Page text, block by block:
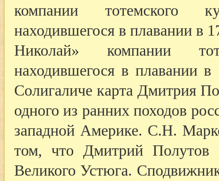
компании тотемского
находившегося в плавании в
Николай» компании
находившегося в плавании
Солигаличе карта Дмитрия
одного из ранних походов
западной Америке. С.Н.
том, что Дмитрий Полутов
Великого Устюга.